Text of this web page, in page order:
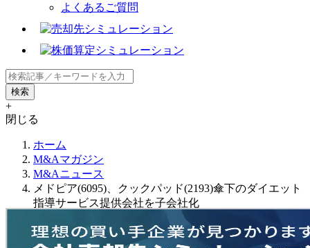
よくあるご質問
+
閉じる
ホーム
M&Aマガジン
M&Aニュース
メドピア(6095)、クックパッド(2193)傘下のダイエット
指導サービス提供会社を子会社化